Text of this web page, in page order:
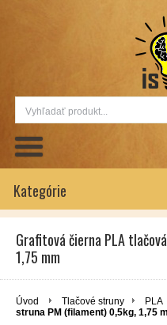
Kategórie
Grafitová čierna PLA
1,75 mm
Úvod Tlačové struny PLA
struna PM (filament) 0,5kg, 1,75